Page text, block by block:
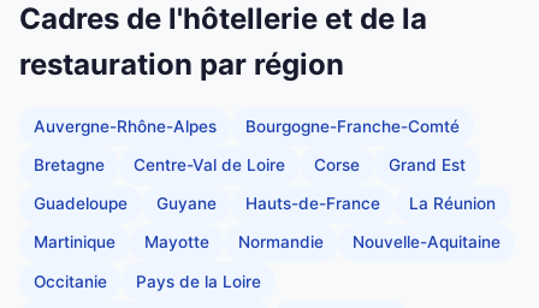
Cadres de l'hôtellerie et de la
restauration par région
Auvergne-Rhône-Alpes Bourgogne-Franche-Comté
Bretagne Centre-Val de Loire Corse Grand Est
Guadeloupe Guyane Hauts-de-France La Réunion
Martinique Mayotte Normandie Nouvelle-Aquitaine
Occitanie Pays de la Loire